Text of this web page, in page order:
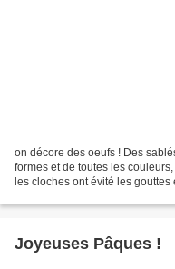
on décore des oeufs ! Des
formes et de toutes les
les cloches ont évité les
Joyeuses Pâques !